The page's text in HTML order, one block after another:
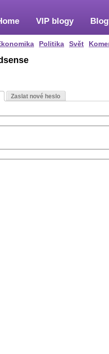
Politika Svět
VIP blogy
Zaslat nové heslo